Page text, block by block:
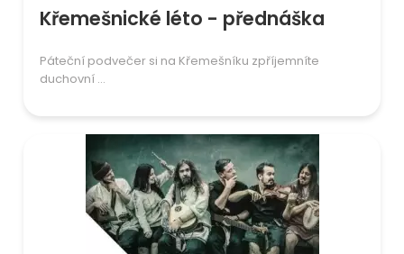
Křemešnické léto - přednáška
Páteční podvečer si na Křemešníku zpříjemníte
duchovní ...